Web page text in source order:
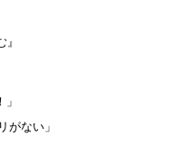
がない」